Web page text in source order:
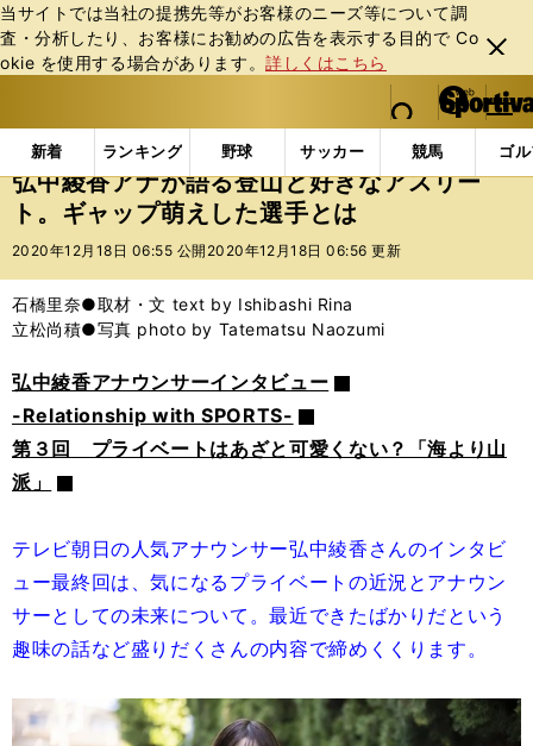
当サイトでは当社の提携先等がお客様のニーズ等について調
査・分析したり、お客様にお勧めの広告を表⽰する⽬的で Co
okie を使⽤する場合があります。詳しくはこちら
閉じ
る
web Sportiva (webスポルティーバ)
検索
マイペ
ー
ジ
メニュ
新着 ランキング 野球 サッカー 競馬 ゴ
b
ス
ポ
ル
バ
エンタメ その他 弘中綾香アナが語る登山と好きな
弘中綾香アナが語る登山と好きなアスリー
ト。ギャップ萌えした選手とは
2020年12月18日 06:55 公開 2020年12月18日 06:56 更新
石橋里奈●取材・文 text by Ishibashi Rina
立松尚積●写真 photo by Tatematsu Naozumi
弘中綾香アナウンサーインタビュー
-Relationship with SPORTS-
第３回 プライベートはあざと可愛くない？「海より山
派」
テレビ朝日の人気アナウンサー弘中綾香さんのインタビ
ュー最終回は、気になるプライベートの近況とアナウン
サーとしての未来について。最近できたばかりだという
趣味の話など盛りだくさんの内容で締めくくります。